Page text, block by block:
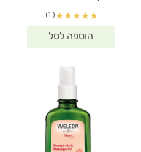
★
★
★
★
★
(1)